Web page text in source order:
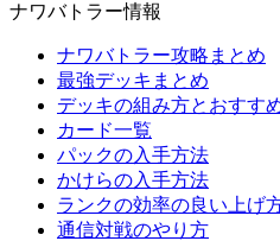
ナワバトラー情報
ナワバトラー攻略まとめ
最強デッキまとめ
デッキの組み方とおすす
カード一覧
パックの入手方法
かけらの入手方法
ランクの効率の良い上げ
通信対戦のやり方